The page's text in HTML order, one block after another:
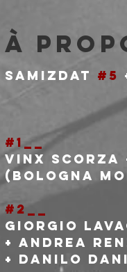
À
SAMIZDAT #5
#1__
Vinx Scorza
(Bologna
#2__
Giorgio
+ Andrea
+ Danilo